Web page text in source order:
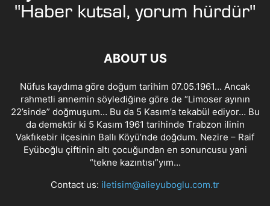
ABOUT US
Nüfus kaydıma göre doğum tarihim 07.05.1961… Ancak
rahmetli annemin söylediğine göre de “Limoser ayının
22’sinde” doğmuşum… Bu da 5 Kasım’a tekabül ediyor… Bu
da demektir ki 5 Kasım 1961 tarihinde Trabzon ilinin
Vakfıkebir ilçesinin Ballı Köyü’nde doğdum. Nezire – Raif
Eyüboğlu çiftinin altı çocuğundan en sonuncusu yani
“tekne kazıntısı”yım…
Contact us: iletisim@alieyuboglu.com.tr